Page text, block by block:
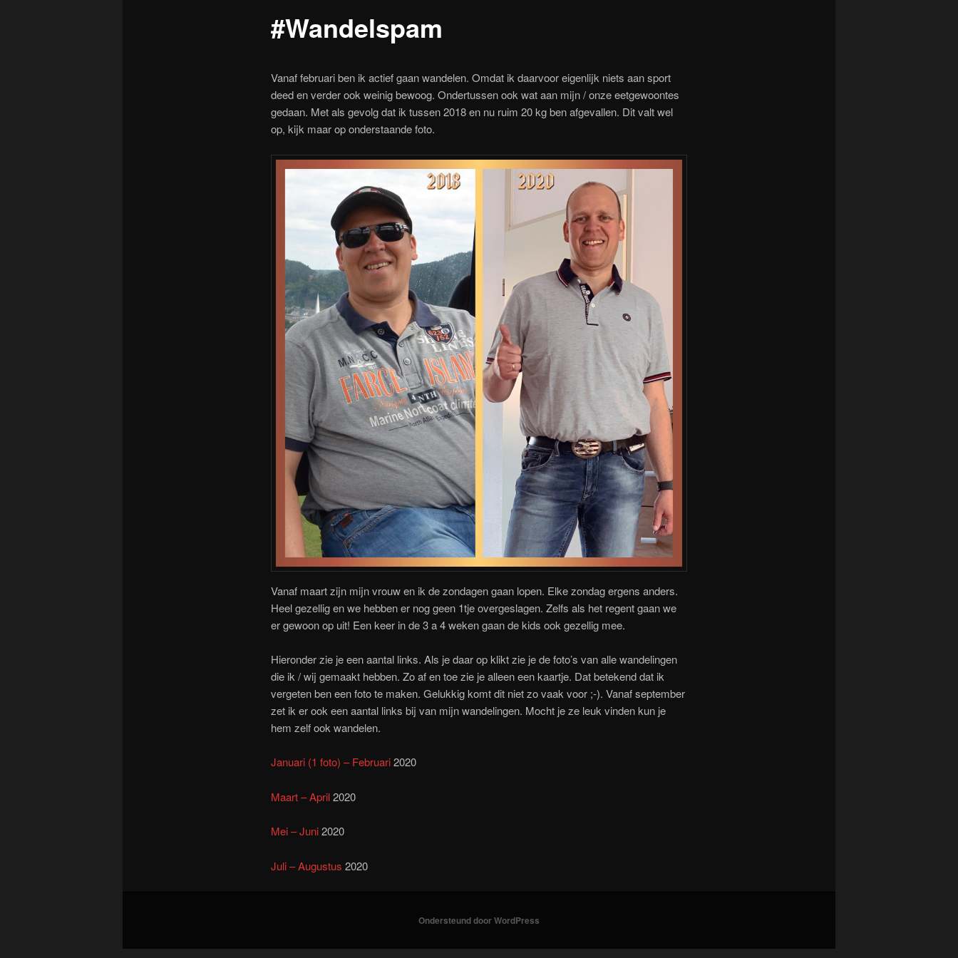
#Wandelspam
Vanaf februari ben ik actief gaan wandelen. Omdat ik daarvoor eigenlijk niets aan sport
deed en verder ook weinig bewoog. Ondertussen ook wat aan mijn / onze eetgewoontes
gedaan. Met als gevolg dat ik tussen 2018 en nu ruim 20 kg ben afgevallen. Dit valt wel
op, kijk maar op onderstaande foto.
Vanaf maart zijn mijn vrouw en ik de zondagen gaan lopen. Elke zondag ergens anders.
Heel gezellig en we hebben er nog geen 1tje overgeslagen. Zelfs als het regent gaan we
er gewoon op uit! Een keer in de 3 a 4 weken gaan de kids ook gezellig mee.
Hieronder zie je een aantal links. Als je daar op klikt zie je de foto’s van alle wandelingen
die ik / wij gemaakt hebben. Zo af en toe zie je alleen een kaartje. Dat betekend dat ik
vergeten ben een foto te maken. Gelukkig komt dit niet zo vaak voor ;-). Vanaf september
zet ik er ook een aantal links bij van mijn wandelingen. Mocht je ze leuk vinden kun je
hem zelf ook wandelen.
Januari (1 foto) – Februari2020
Maart – April2020
Mei – Juni2020
Juli – Augustus 2020
Ondersteund door WordPress